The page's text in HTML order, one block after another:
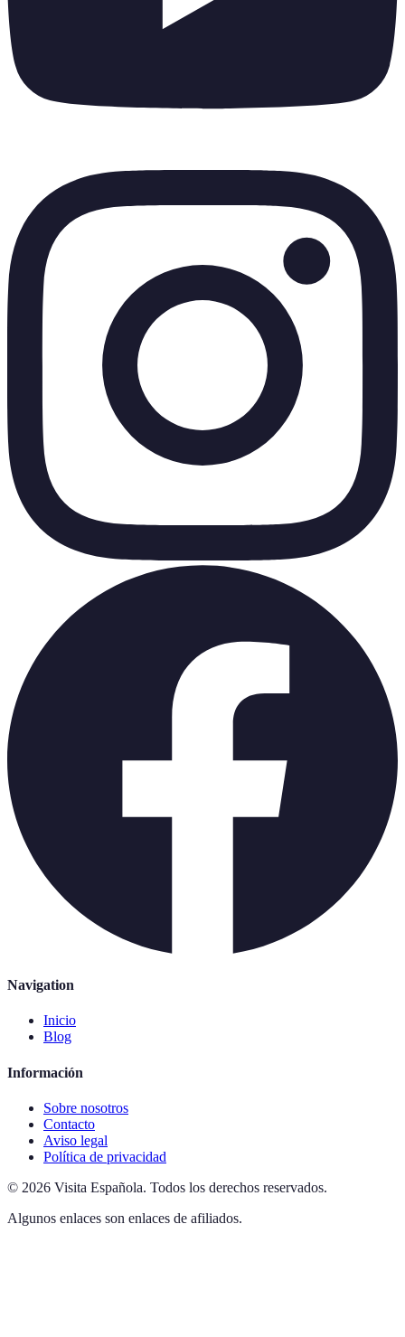
Navigation
Inicio
Blog
Información
Sobre nosotros
Contacto
Aviso legal
Política de privacidad
© 2026 Visita Española. Todos los derechos reservados.
Algunos enlaces son enlaces de afiliados.